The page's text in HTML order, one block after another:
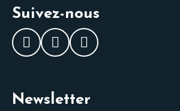
Suivez-nous
Facebook
InstagramLinkedIn
Newsletter